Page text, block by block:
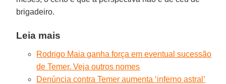
brigadeiro.
Leia mais
Rodrigo Maia ganha força em eventual sucessão
de Temer. Veja outros nomes
Denúncia contra Temer aumenta ‘inferno astral’